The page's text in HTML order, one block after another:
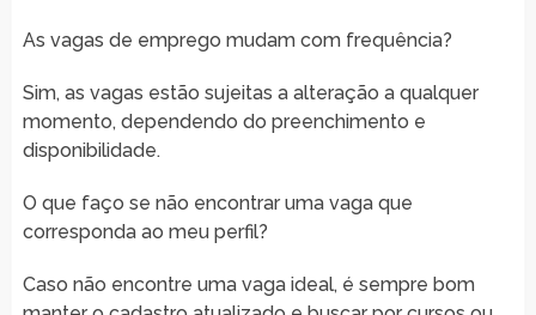
As vagas de emprego mudam com frequência?
Sim, as vagas estão sujeitas a alteração a qualquer
momento, dependendo do preenchimento e
disponibilidade.
O que faço se não encontrar uma vaga que
corresponda ao meu perfil?
Caso não encontre uma vaga ideal, é sempre bom